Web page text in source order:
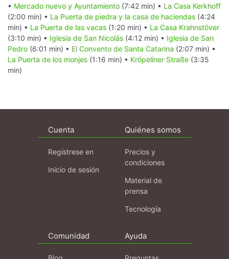
• Mercado nuevo y Ayuntamiento (7:42 min) • La Casa Kerkhoff
(2:00 min) • La Puerta de piedra y la casa de haciendas (4:24
min) • La Puerta de las vacas (1:20 min) • La Casa Krahnstöver
(3:10 min) • Iglesia de San Nicolás (4:12 min) • Iglesia de San
Pedro (6:01 min) • El Convento de Santa Catarina (2:07 min) •
La Puerta de los monjes (1:16 min) • Kröpeliner Straße (3:35
min)
Cuenta
Regístrese en
Inicio de sesión
Quiénes somos
Precios y
condiciones
Material de
prensa
Tecnología
Comunidad Ayuda